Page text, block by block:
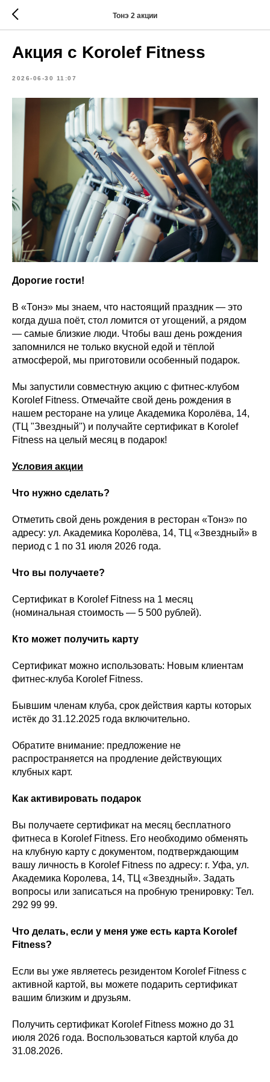
Тонэ 2 акции
Акция с Korolef Fitness
2026-06-30 11:07
Дорогие гости!
В «Тонэ» мы знаем, что настоящий праздник — это
когда душа поёт, стол ломится от угощений, а рядом
— самые близкие люди. Чтобы ваш день рождения
запомнился не только вкусной едой и тёплой
атмосферой, мы приготовили особенный подарок.
Мы запустили совместную акцию с фитнес-клубом
Korolef Fitness. Отмечайте свой день рождения в
нашем ресторане на улице Академика Королёва, 14,
(ТЦ "Звездный") и получайте сертификат в Korolef
Fitness на целый месяц в подарок!
Условия акции
Что нужно сделать?
Отметить свой день рождения в ресторан «Тонэ» по
адресу: ул. Академика Королёва, 14, ТЦ «Звездный» в
период с 1 по 31 июля 2026 года.
Что вы получаете?
Сертификат в Korolef Fitness на 1 месяц
(номинальная стоимость — 5 500 рублей).
Кто может получить карту
Сертификат можно использовать: Новым клиентам
фитнес-клуба Korolef Fitness.
Бывшим членам клуба, срок действия карты которых
истёк до 31.12.2025 года включительно.
Обратите внимание: предложение не
распространяется на продление действующих
клубных карт.
Как активировать подарок
Вы получаете сертификат на месяц бесплатного
фитнеса в Korolef Fitness. Его необходимо обменять
на клубную карту с документом, подтверждающим
вашу личность в Korolef Fitness по адресу: г. Уфа, ул.
Академика Королева, 14, ТЦ «Звездный». Задать
вопросы или записаться на пробную тренировку: Тел.
292 99 99.
Что делать, если у меня уже есть карта Korolef
Fitness?
Если вы уже являетесь резидентом Korolef Fitness с
активной картой, вы можете подарить сертификат
вашим близким и друзьям.
Получить сертификат Korolef Fitness можно до 31
июля 2026 года. Воспользоваться картой клуба до
31.08.2026.